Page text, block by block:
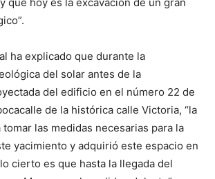
ha explicado que durante la
del solar antes de la
del edificio en el número 22 de
de la histórica calle Victoria, “la
las medidas necesarias para la
yacimiento y adquirió este espacio en
cierto es que hasta la llegada del